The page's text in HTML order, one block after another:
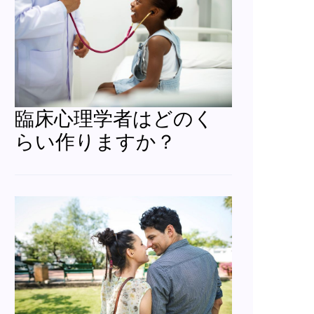
臨床心理学者はどのく
らい作りますか？